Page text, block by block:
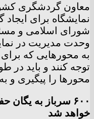
معاون گردشگری
نمایشگاه برای
شورای اسلامی و
وحدت مدیریت در
به محورهایی که
توجه کنند و باید در
محورها را پیگیری و
۶۰۰ سرباز به
خواهد شد